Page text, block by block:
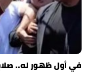
في أول ظهور له..